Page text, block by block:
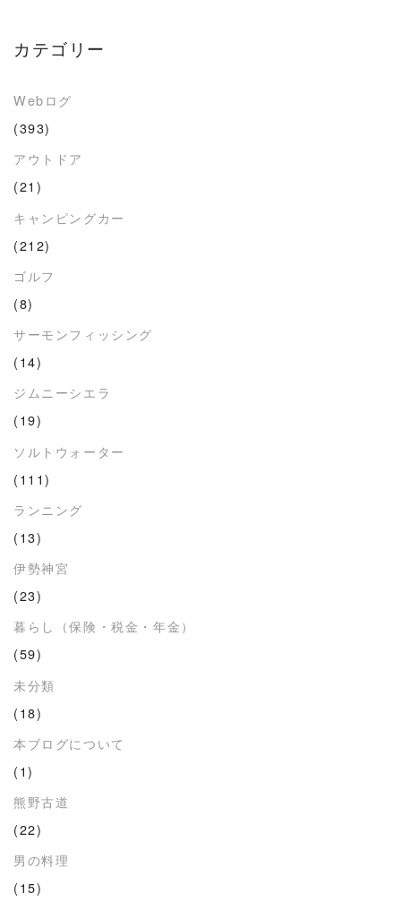
カテゴリー
Webログ
(393)
アウトドア
(21)
キャンピングカー
(212)
ゴルフ
(8)
サーモンフィッシング
(14)
ジムニーシエラ
(19)
ソルトウォーター
(111)
ランニング
(13)
伊勢神宮
(23)
暮らし（保険・税金・年金）
(59)
未分類
(18)
本ブログについて
(1)
熊野古道
(22)
男の料理
(15)